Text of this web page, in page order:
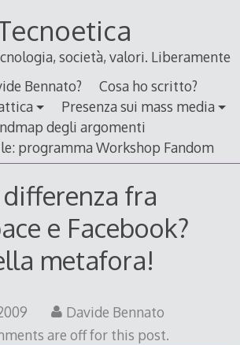
società, valori. Liberamente
Bennato?
Cosa ho scritto?
Presenza sui mass media
degli argomenti
programma Workshop Fandom
differenza fra
e Facebook?
metafora!
11
June
Davide Bennato
are off for this post.